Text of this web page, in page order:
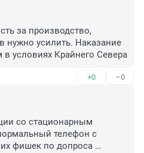
за производство,
нужно усилить. Наказание
условиях Крайнего Севера
+0 –0
со стационарным
телефон с
фишек по допроса